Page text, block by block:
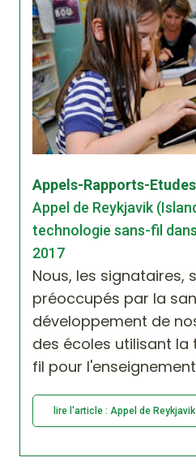
Appels-Rapports-
Appel de Reykjavik
technologie sans-fil
2017
Nous, les signataires,
préoccupés par la
développement de
des écoles utilisant
fil pour
lire l'article : Appel de